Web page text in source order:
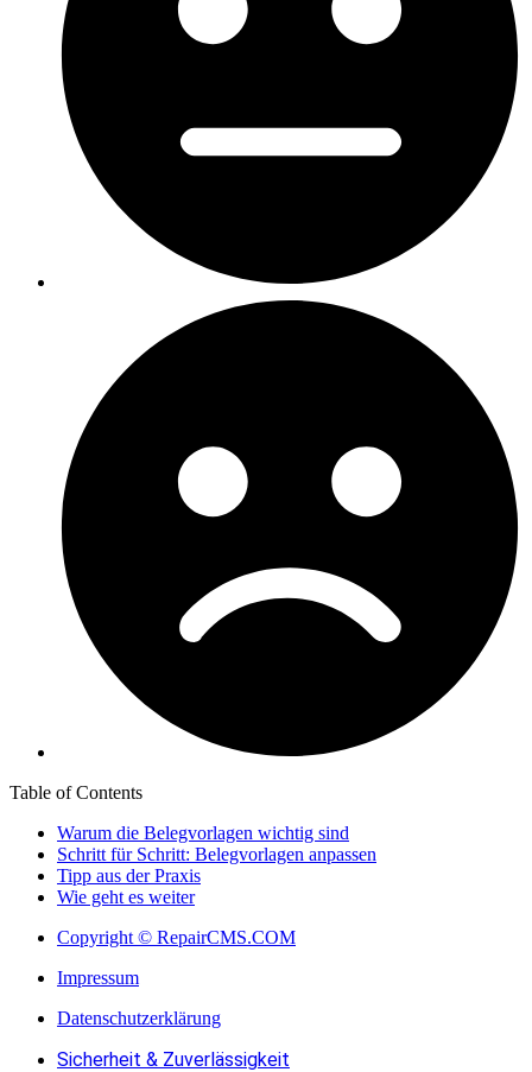
Table of Contents
Warum die Belegvorlagen wichtig sind
Schritt für Schritt: Belegvorlagen anpassen
Tipp aus der Praxis
Wie geht es weiter
Copyright © RepairCMS.COM
Impressum
Datenschutzerklärung
Sicherheit & Zuverlässigkeit